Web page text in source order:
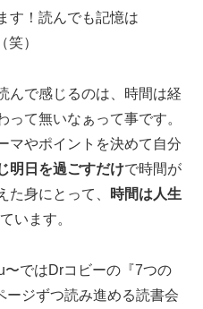
す！読んでも記憶は
）
んで感じるのは、時間は経
って無いなぁって事です。
マやポイントを決めて自分
明日を過ごすだけで時間が
た身にとって、
時間は人生
います。
ではDrコビーの『7つの
ージずつ読み進める読書会